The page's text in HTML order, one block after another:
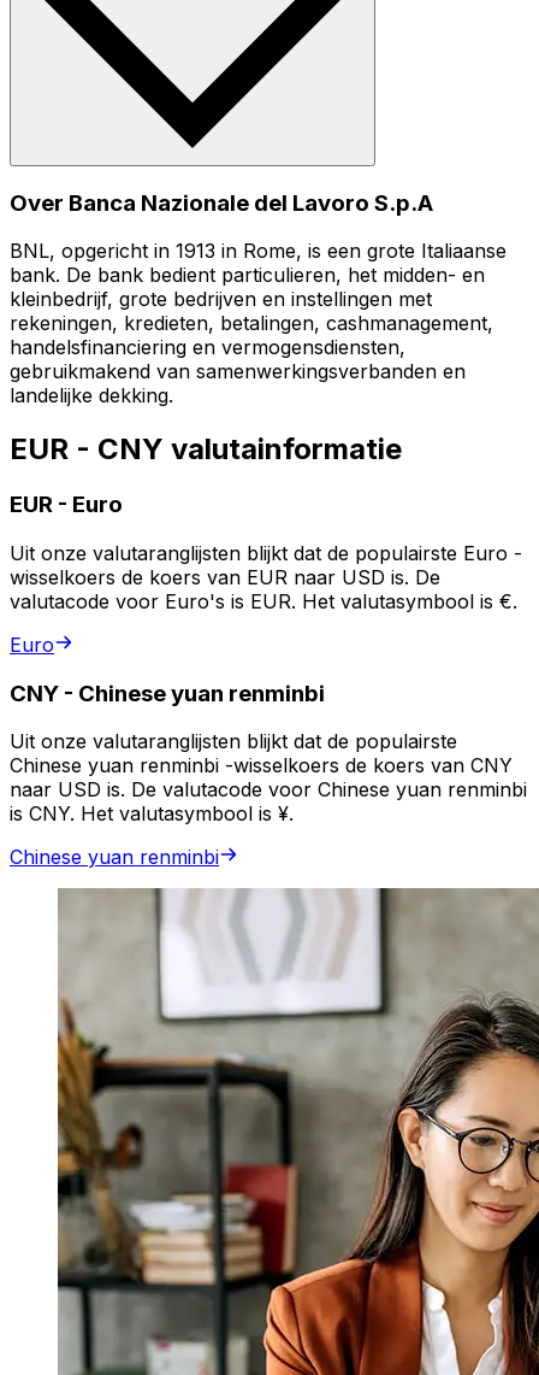
Over Banca Nazionale del Lavoro S.p.A
BNL, opgericht in 1913 in Rome, is een grote Italiaanse
bank. De bank bedient particulieren, het midden- en
kleinbedrijf, grote bedrijven en instellingen met
rekeningen, kredieten, betalingen, cashmanagement,
handelsfinanciering en vermogensdiensten,
gebruikmakend van samenwerkingsverbanden en
landelijke dekking.
EUR - CNY valutainformatie
EUR - Euro
Uit onze valutaranglijsten blijkt dat de populairste Euro -
wisselkoers de koers van EUR naar USD is. De
valutacode voor Euro's is EUR. Het valutasymbool is €.
Euro
CNY - Chinese yuan renminbi
Uit onze valutaranglijsten blijkt dat de populairste
Chinese yuan renminbi -wisselkoers de koers van CNY
naar USD is. De valutacode voor Chinese yuan renminbi
is CNY. Het valutasymbool is ¥.
Chinese yuan renminbi